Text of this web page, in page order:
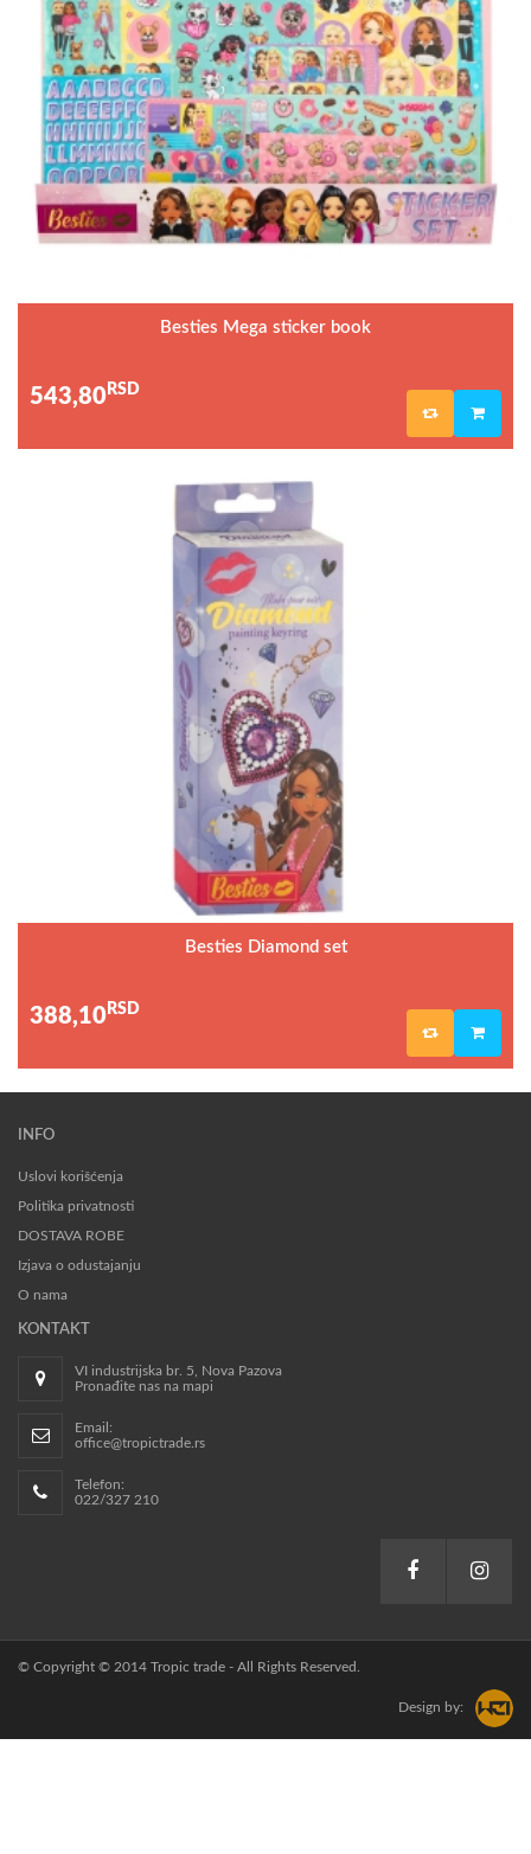
Besties Mega sticker book
543,80 RSD
Besties Diamond set
388,10 RSD
INFO
Uslovi korišćenja
Politika privatnosti
DOSTAVA ROBE
Izjava o odustajanju
O nama
KONTAKT
VI industrijska br. 5, Nova Pazova
Pronađite nas na mapi
Email:
office@tropictrade.rs
Telefon:
022/327 210
© Copyright © 2014 Tropic trade - All Rights Reserved.
Design by: